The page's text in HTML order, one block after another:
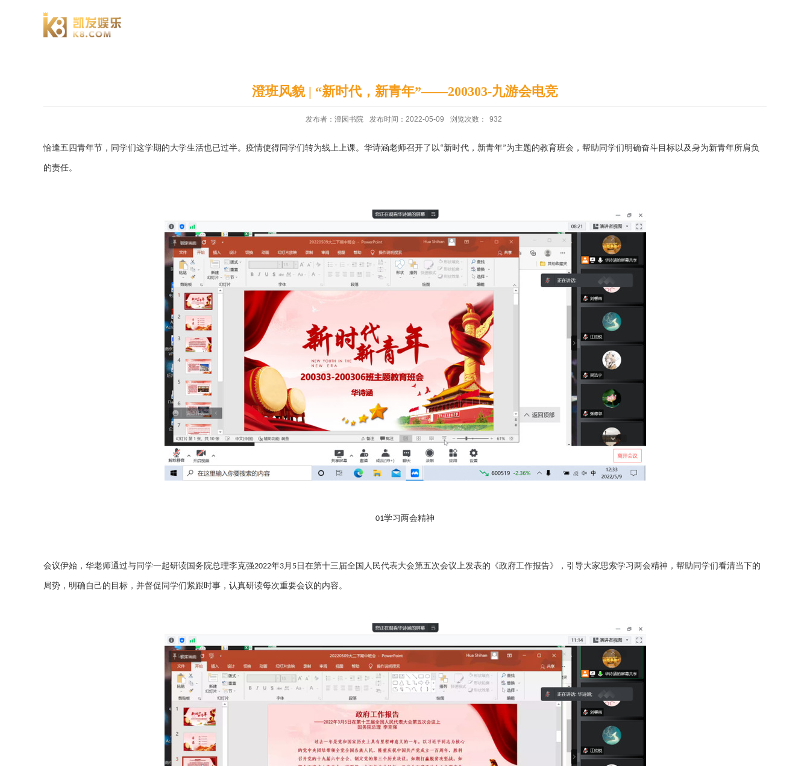
澄班风貌 | “新时代，新青年”——200303-九游会电竞
发布者：澄园书院 发布时间：2022-05-09 浏览次数： 932
恰逢五四青年节，同学们这学期的大学生活也已过半。疫情使得同学们转为线上上课。华诗涵老师召开了以“新时代，新青年”为主题的教育班会，帮助同学们明确奋斗目标以及身为新青年所肩负
的责任。
01学习两会精神
会议伊始，华老师通过与同学一起研读国务院总理李克强2022年3月 5 日在第十三届全国人民代表大会第五次会议上发表的《政府工作报告》，引导大家思索学习两会精神，帮助同学们看清当下的
局势，明确自己的目标，并督促同学们紧跟时事，认真研读每次重要会议的内容。